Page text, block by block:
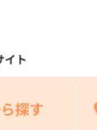
イト
探す